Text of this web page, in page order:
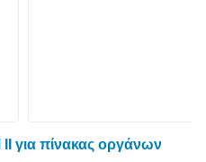
για πίνακας οργάνων